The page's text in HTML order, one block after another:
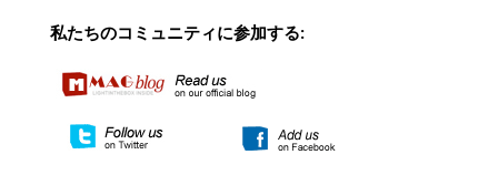
私たちのコミュニティに参加する: